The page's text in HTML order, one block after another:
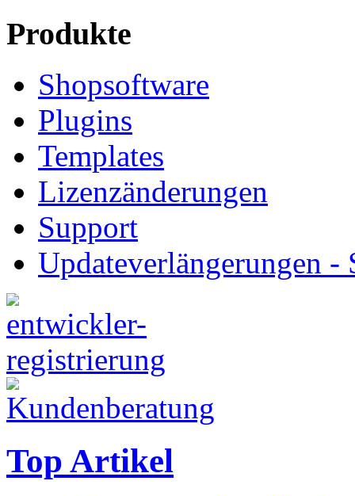
Produkte
Shopsoftware
Plugins
Templates
Lizenzänderungen
Support
Updateverlängerungen -
Top Artikel